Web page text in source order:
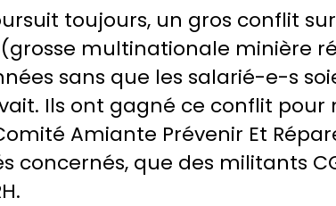
toujours, un gros conflit
multinationale minière
sans que les salarié-e-s
Ils ont gagné ce conflit pour
Amiante Prévenir Et
que des militants